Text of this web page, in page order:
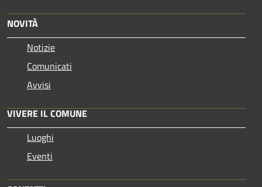
NOVITÀ
Notizie
Comunicati
Avvisi
VIVERE IL COMUNE
Luoghi
Eventi